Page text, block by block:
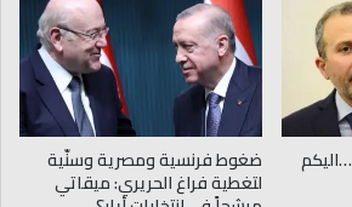
ضغوط فرنسية ومصرية وسنّية
لتغطية فراغ الحريري: ميقاتي